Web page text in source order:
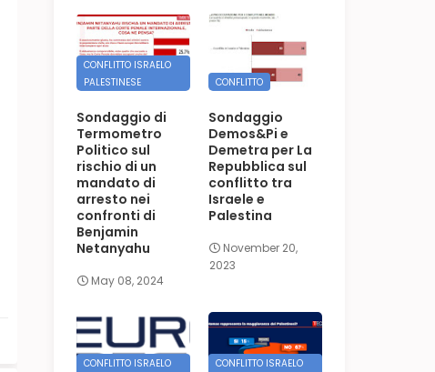
CONFLITTO ISRAELO
PALESTINESE
Sondaggio di
Termometro
Politico sul
rischio di un
mandato di
arresto nei
confronti di
Benjamin
Netanyahu
May 08, 2024
CONFLITTO
Sondaggio
Demos&Pi e
Demetra per La
Repubblica sul
conflitto tra
Israele e
Palestina
November 20,
2023
CONFLITTO ISRAELO
CONFLITTO ISRAELO